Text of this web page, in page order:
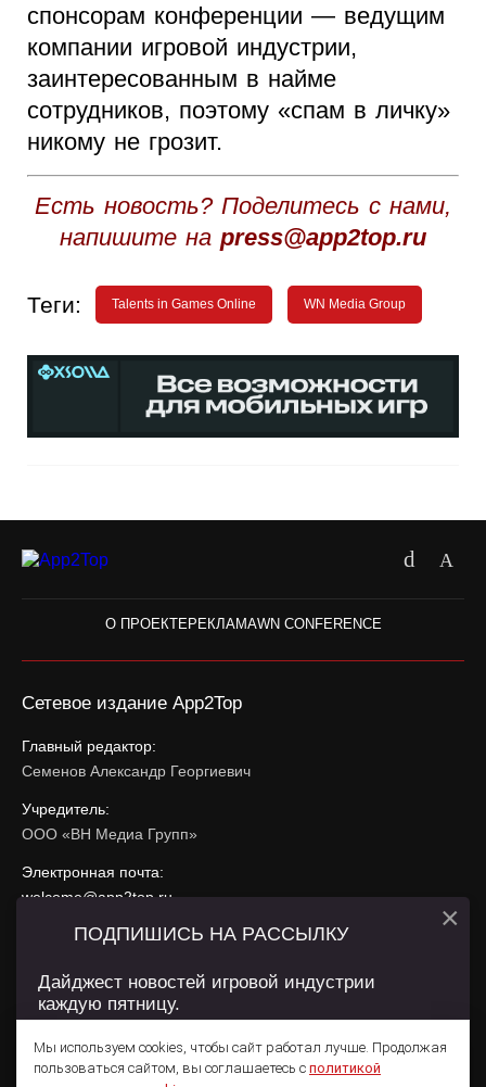
спонсорам конференции — ведущим
компании игровой индустрии,
заинтересованным в найме
сотрудников, поэтому «спам в личку»
никому не грозит.
Есть новость? Поделитесь с нами,
напишите на press@app2top.ru
Теги: Talents in Games Online WN Media Group
О ПРОЕКТЕРЕКЛАМАWN CONFERENCE
Сетевое издание App2Top
Главный редактор:
Семенов Александр Георгиевич
Учредитель:
ООО «ВН Медиа Групп»
Электронная почта:
welcome@app2top.ru
При использовании материалов активная ссылка на
Сайт использует IP адреса, cookie, данные геолокации
использования содержатся вПолитике конфиденциальностии
Пользовательском соглашении .
Мы используем cookies, чтобы сайт работал лучше. Продолжая
пользоваться сайтом, вы соглашаетесь с политикой
ПОДПИШИСЬ НА РАССЫЛКУ
Дайджест новостей игровой индустрии
каждую пятницу.
×